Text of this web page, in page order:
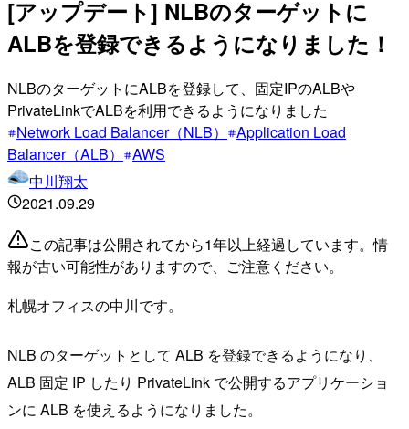
[アップデート] NLBのターゲットに
ALBを登録できるようになりました！
NLBのターゲットにALBを登録して、固定IPのALBや
PrivateLinkでALBを利用できるようになりました
Network Load Balancer（NLB）
Application Load
Balancer（ALB）
AWS
中川翔太
2021.09.29
この記事は公開されてから1年以上経過しています。情
報が古い可能性がありますので、ご注意ください。
札幌オフィスの中川です。
NLB のターゲットとして ALB を登録できるようになり、
ALB 固定 IP したり PrivateLink で公開するアプリケーショ
ンに ALB を使えるようになりました。